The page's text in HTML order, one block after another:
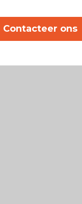
Contacteer ons